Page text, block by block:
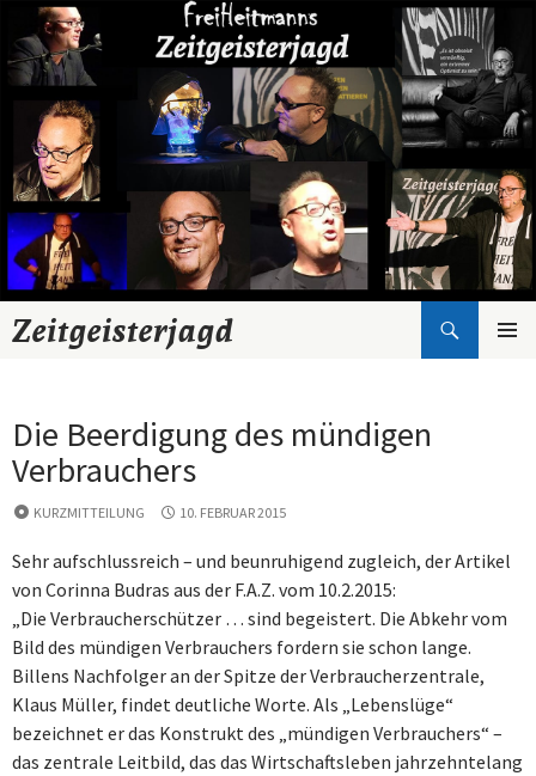
Zeitgeisterjagd
Suchen
Zum
Die Beerdigung des mündigen
Verbrauchers
KURZMITTEILUNG 10. FEBRUAR 2015
Sehr aufschlussreich – und beunruhigend zugleich, der Artikel
von Corinna Budras aus der F.A.Z. vom 10.2.2015:
„Die Verbraucherschützer … sind begeistert. Die Abkehr vom
Bild des mündigen Verbrauchers fordern sie schon lange.
Billens Nachfolger an der Spitze der Verbraucherzentrale,
Klaus Müller, findet deutliche Worte. Als „Lebenslüge“
bezeichnet er das Konstrukt des „mündigen Verbrauchers“ –
das zentrale Leitbild, das das Wirtschaftsleben jahrzehntelang